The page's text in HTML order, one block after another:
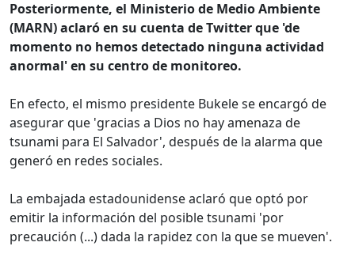
Posteriormente, el Ministerio de Medio Ambiente
(MARN) aclaró en su cuenta de Twitter que 'de
momento no hemos detectado ninguna actividad
anormal' en su centro de monitoreo.
En efecto, el mismo presidente Bukele se encargó de
asegurar que 'gracias a Dios no hay amenaza de
tsunami para El Salvador', después de la alarma que
generó en redes sociales.
La embajada estadounidense aclaró que optó por
emitir la información del posible tsunami 'por
precaución (...) dada la rapidez con la que se mueven'.